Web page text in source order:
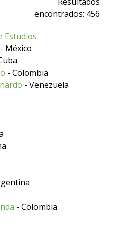
encontrados: 456
Estudios
- México
- Colombia
- Venezuela
- Colombia